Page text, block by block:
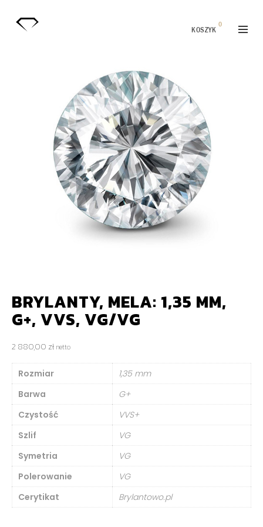
KOSZYK
0
BRYLANTY, MELA: 1,35 MM,
G+, VVS, VG/VG
2 880,00 zł netto
Rozmiar
1,35 mm
Barwa
G+
Czystość
VVS+
Szlif
VG
Symetria
VG
Polerowanie
VG
Cerytikat
Brylantowo.pl